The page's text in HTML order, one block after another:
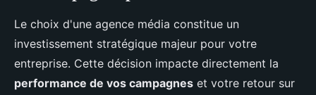
Le choix d'une agence média constitue un
investissement stratégique majeur pour votre
entreprise. Cette décision impacte directement la
performance de vos campagnes et votre retour sur